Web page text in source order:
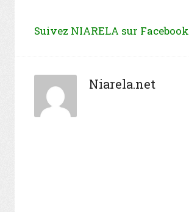
Suivez NIARELA sur Facebook
Niarela.net